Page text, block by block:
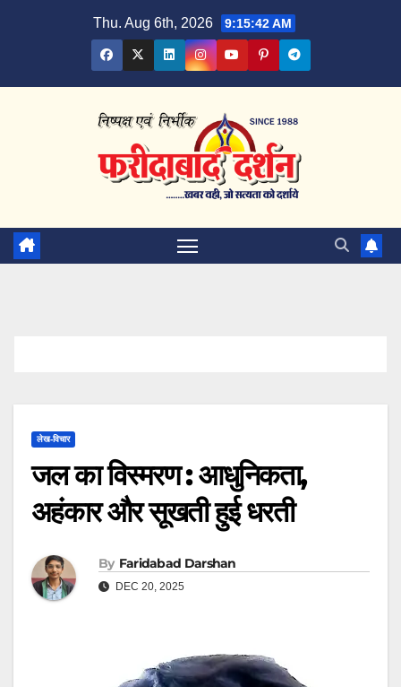
Thu. Aug 6th, 2026 9:15:43 AM
लेख-विचार
जल का विस्मरण : आधुनिकता,
अहंकार और सूखती हुई धरती
By Faridabad Darshan
DEC 20, 2025